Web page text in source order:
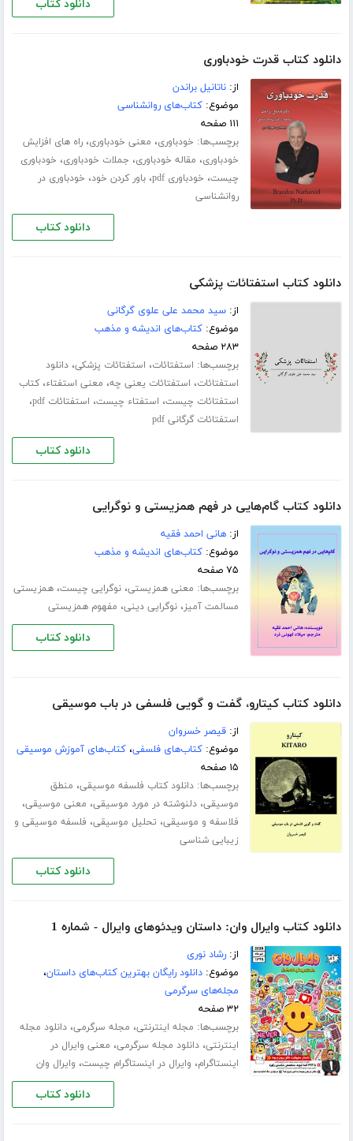
دانلود کتاب
دانلود کتاب قدرت خودباوری
از:ناتانیل براندن
موضوع:کتاب‌های روانشناسی
۱۱۱ صفحه
برچسب‌ها: خودباوری، معنی خودباوری،راه های افزایش
خودباوری، مقاله خودباوری، جملات خودباوری، خودباوری
چیست، خودباوری pdf ،باور کردن خود، خودباوری در
روانشناسی
دانلود کتاب
دانلود کتاب استفتائات پزشکی
از:سید محمد علی علوی گرگانی
موضوع:کتاب‌های اندیشه و مذهب
۲۸۳ صفحه
برچسب‌ها: استفتائات، استفتائات پزشکی،دانلود
استفتائات، استفتائات یعنی چه، معنی استفتاء،کتاب
استفتائات چیست، استفتاء چیست، استفتائات pdf ،
استفتائات گرگانی pdf
دانلود کتاب
دانلود کتاب گام‌هایی در فهم همزیستی و نوگرایی
از:هانی احمد فقیه
موضوع:کتاب‌های اندیشه و مذهب
۷۵ صفحه
برچسب‌ها: معنی همزیستی،نوگرایی چیست،همزیستی
مسالمت آمیز،نوگرایی دینی، مفهوم همزیستی
دانلود کتاب
دانلود کتاب کیتارو، گفت و گویی فلسفی در باب موسیقی
از:قیصر خسروان
موضوع:کتاب‌های فلسفی،کتاب‌های آموزش موسیقی
۱۵ صفحه
برچسب‌ها:دانلود کتاب فلسفه موسیقی، منطق
موسیقی،دلنوشته در مورد موسیقی، معنی موسیقی،
فلاسفه و موسیقی، تحلیل موسیقی، فلسفه موسیقی و
زیبایی شناسی
دانلود کتاب
دانلود کتاب وایرال وان: داستان ویدئوهای وایرال - شماره 1
از:رشاد نوری
موضوع:دانلود رایگان بهترین کتاب‌های داستان،
مجله‌های سرگرمی
۳۲ صفحه
برچسب‌ها: مجله اینترنتی، مجله سرگرمی،دانلود مجله
اینترنتی،دانلود مجله سرگرمی، معنی وایرال در
اینستاگرام، وایرال در اینستاگرام چیست، وایرال وان
دانلود کتاب